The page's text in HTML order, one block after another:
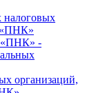
налоговых
«ПНК»
«ПНК» -
организаций,